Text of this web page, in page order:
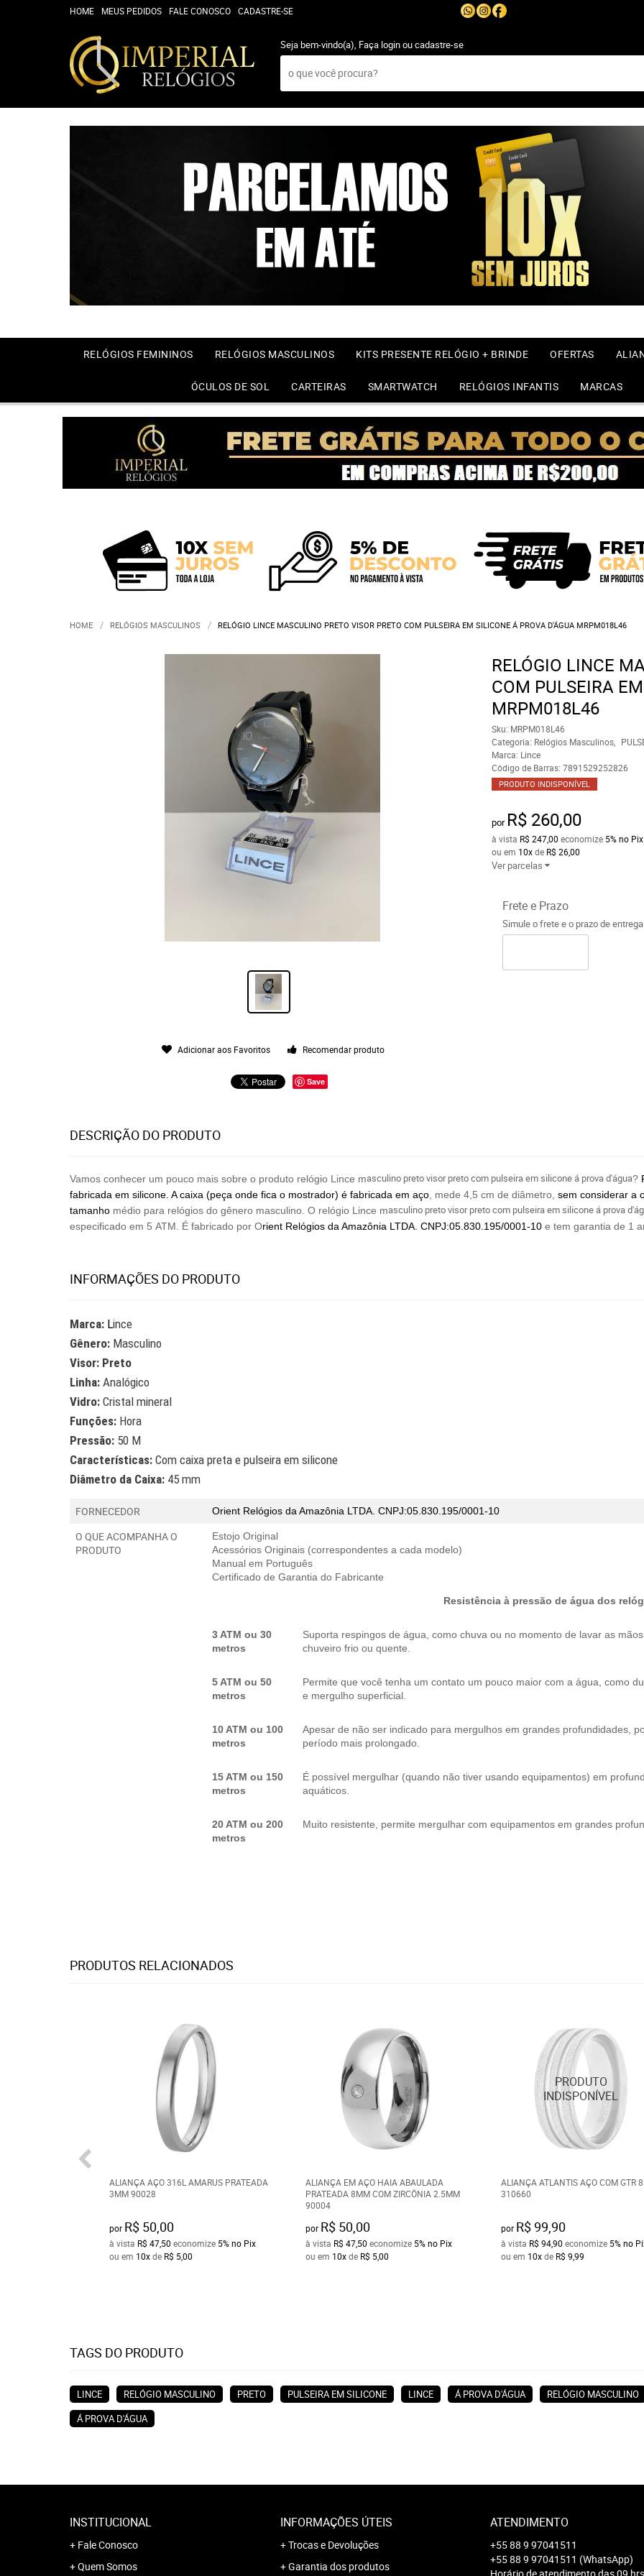
HOME MEUS PEDIDOS FALE CONOSCO CADASTRE-SE
Seja bem-vindo(a), Faça loginoucadastre-se
RELÓGIOS FEMININOS RELÓGIOS MASCULINOS KITS PRESENTE RELÓGIO + BRINDE OFERTAS
ÓCULOS DE SOL CARTEIRAS SMARTWATCH RELÓGIOS INFANTIS MARCAS
HOME RELÓGIOS MASCULINOS RELÓGIO LINCE MASCULINO PRETO VISOR PRETO COM PULSEIRA EM SILICONE Á PROVA D'ÁGUA MRPM018L46
Adicionar aos Favoritos Recomendar produto
Save
RELÓGIO LINCE
COM PULSEIRA
MRPM018L46
Sku: MRPM018L46
Categoria: Relógios Masculinos
Marca: Lince
Código de Barras: 7891529252826
PRODUTO INDISPONÍVEL
por R$ 260,00
à vista R$ 247,00 economize 5% no Pix
ou em 10xde R$ 26,00
Ver parcelas
Frete e Prazo
Simule o frete e o prazo de
DESCRIÇÃO DO PRODUTO
Vamos conhecer um pouco mais sobre o produto relógio Lince masculino preto visor preto com pulseira em silicone á prova d'água?
fabricada em silicone. A caixa (peça onde fica o mostrador) é fabricada em aço , mede 4,5 cm de diâmetro, sem considerar a
tamanho médio para relógios do gênero masculino. O relógio Lince masculino preto visor preto com pulseira em silicone á prova
especificado em 5 ATM. É fabricado por Orient Relógios da Amazônia LTDA. CNPJ:05.830.195/0001-10 e tem garantia de 1
INFORMAÇÕES DO PRODUTO
Marca: Lince
Gênero: Masculino
Visor: Preto
Linha: Analógico
Vidro: Cristal mineral
Funções: Hora
Pressão: 50 M
Características: Com caixa preta e pulseira em silicone
Diâmetro da Caixa: 45 mm
FORNECEDOR Orient Relógios da Amazônia LTDA. CNPJ:05.830.195/0001-10
O QUE ACOMPANHA O
PRODUTO
Estojo Original
Acessórios Originais (correspondentes a cada modelo)
Manual em Português
Certificado de Garantia do Fabricante
Resistência à pressão de água dos
3 ATM ou 30
metros
Suporta respingos de água, como chuva ou no momento de lavar as
chuveiro frio ou quente.
5 ATM ou 50
metros
Permite que você tenha um contato um pouco maior com a água, como
e mergulho superficial.
10 ATM ou 100
metros
Apesar de não ser indicado para mergulhos em grandes profundidades,
período mais prolongado.
15 ATM ou 150
metros
É possível mergulhar (quando não tiver usando equipamentos) em
aquáticos.
20 ATM ou 200
metros
Muito resistente, permite mergulhar com equipamentos em grandes
PRODUTOS RELACIONADOS
ALIANÇA AÇO 316L AMARUS PRATEADA
3MM 90028
por R$ 50,00
à vista R$ 47,50 economize 5%no Pix
ou em 10xde R$ 5,00
ALIANÇA EM AÇO HAIA ABAULADA
PRATEADA 8MM COM ZIRCÔNIA 2.5MM
90004
por R$ 50,00
à vista R$ 47,50 economize 5% no Pix
ou em 10xde R$ 5,00
ALIANÇA ATLANTIS AÇO COM GTR
310660
por R$ 99,90
à vista R$ 94,90 economize 5%no
ou em 10xde R$ 9,99
TAGS DO PRODUTO
LINCE RELÓGIO MASCULINO PRETO PULSEIRA EM SILICONE LINCE Á PROVA D'ÁGUA
RELÓGIO MASCULINO
Á PROVA D'ÁGUA
INSTITUCIONAL
Fale Conosco
Quem Somos
INFORMAÇÕES ÚTEIS
Trocas e Devoluções
Garantia dos produtos
ATENDIMENTO
+55 88 9 97041511
+55 88 9 97041511 (WhatsApp)